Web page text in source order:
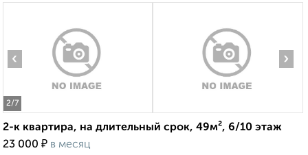
2/7
‹ ›
2-к квартира, на длительный срок, 49м², 6/10 этаж
23 000 ₽ в месяц